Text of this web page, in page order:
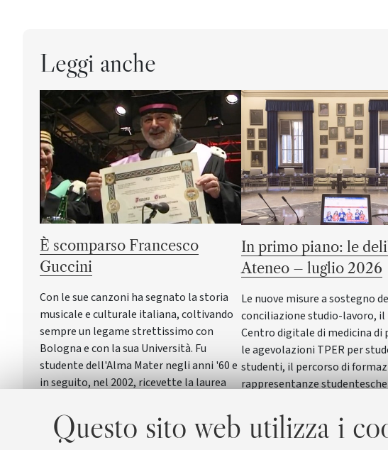
Questo sito web utilizza i
Leggi anche
È scomparso Francesco
Guccini
Con le sue canzoni ha segnato la storia
musicale e culturale italiana, coltivando
sempre un legame strettissimo con
Bologna e con la sua Università. Fu
studente dell'Alma Mater negli anni '60 e
in seguito, nel 2002, ricevette la laurea
formazione primaria
In primo piano: le
Ateneo – luglio 2026
Le nuove misure a sostegno
conciliazione studio-lavoro, il
Centro digitale di medicina di
le agevolazioni TPER per
studenti, il percorso di
rappresentanze
salute e benessere, sono
affrontati nelle sedute degli